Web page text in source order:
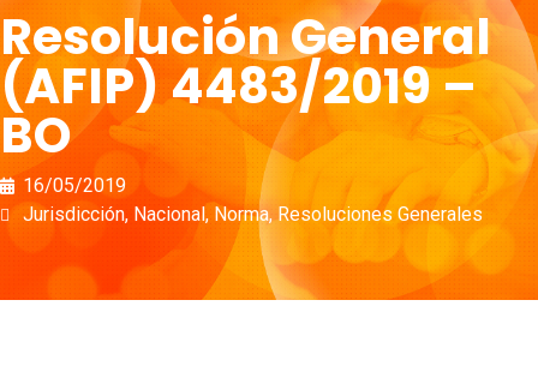
Resolución General
(AFIP) 4483/2019 –
BO
16/05/2019
Jurisdicción, Nacional, Norma, Resoluciones Generales